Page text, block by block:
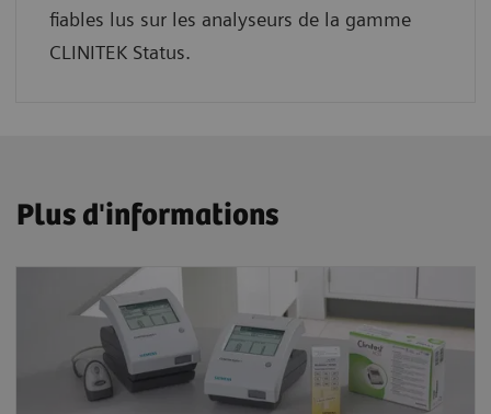
fiables lus sur les analyseurs de la gamme
CLINITEK Status.
Plus d'informations